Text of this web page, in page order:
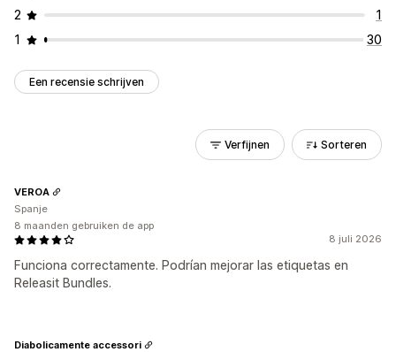
2
1
1
30
Een recensie schrijven
Verfijnen Sorteren
8 juli 2026
Funciona correctamente. Podrían mejorar las etiquetas en
Releasit Bundles.
VEROA
Spanje
8 maanden gebruiken de app
Diabolicamente accessori